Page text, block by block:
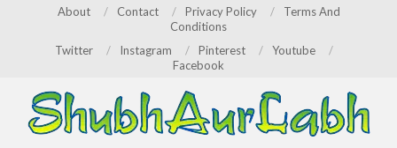
About Contact Privacy Policy
Terms And
Conditions
Twitter
Instagram Pinterest
Youtube
Facebook